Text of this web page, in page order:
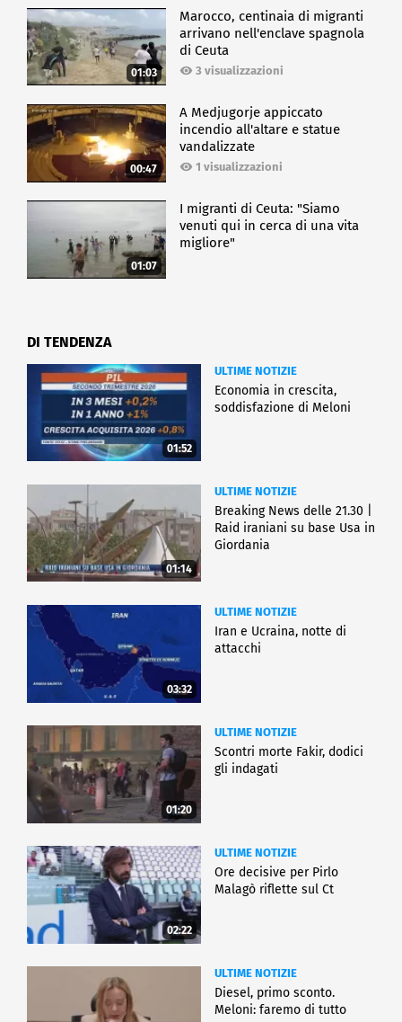
01:03
Marocco, centinaia di migranti
arrivano nell'enclave spagnola
di Ceuta
3 visualizzazioni
00:47
A Medjugorje appiccato
incendio all'altare e statue
vandalizzate
1 visualizzazioni
01:07
I migranti di Ceuta: "Siamo
venuti qui in cerca di una vita
migliore"
DI TENDENZA
01:52
ULTIME NOTIZIE
Economia in crescita,
soddisfazione di Meloni
01:14
ULTIME NOTIZIE
Breaking News delle 21.30 |
Raid iraniani su base Usa in
Giordania
03:32
ULTIME NOTIZIE
Iran e Ucraina, notte di
attacchi
01:20
ULTIME NOTIZIE
Scontri morte Fakir, dodici
gli indagati
02:22
ULTIME NOTIZIE
Ore decisive per Pirlo
Malagò riflette sul Ct
ULTIME NOTIZIE
Diesel, primo sconto.
Meloni: faremo di tutto